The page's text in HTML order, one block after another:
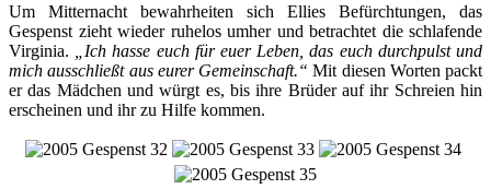
Um Mitternacht bewahrheiten sich Ellies Befürchtungen, das
Gespenst zieht wieder ruhelos umher und betrachtet die schlafende
Virginia.
„Ich hasse euch für euer Leben, das euch durchpulst und
mich ausschließt aus eurer Gemeinschaft.“ Mit diesen Worten packt
er das Mädchen und würgt es, bis ihre Brüder auf ihr Schreien hin
erscheinen und ihr zu Hilfe kommen.